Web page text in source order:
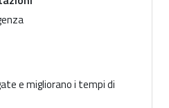
e migliorano i tempi di